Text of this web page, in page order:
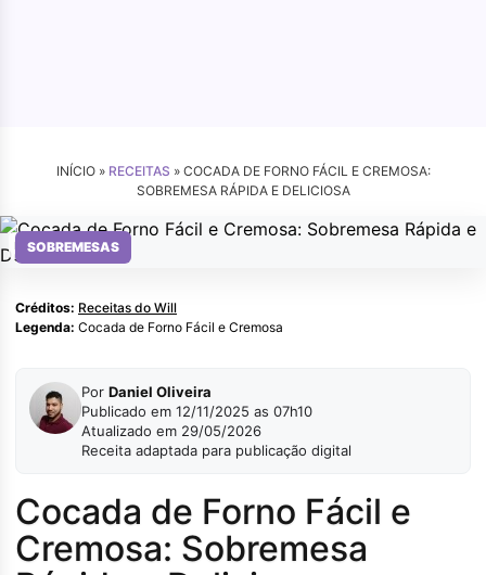
INÍCIO » RECEITAS » COCADA DE FORNO FÁCIL E CREMOSA:
SOBREMESA RÁPIDA E DELICIOSA
SOBREMESAS
Receitas do Will
Créditos: Receitas do Will
Legenda: Cocada de Forno Fácil e Cremosa
Por Daniel Oliveira
Publicado em 12/11/2025 as 07h10
Atualizado em 29/05/2026
Receita adaptada para publicação digital
Cocada de Forno Fácil e
Cremosa: Sobremesa